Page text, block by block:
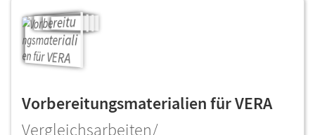
Vorbereitungsmaterialien für VERA
Vergleichsarbeiten/